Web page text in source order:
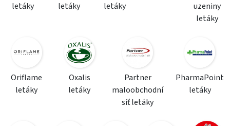
letáky
letáky
letáky
uzeniny
letáky
Oriflame
letáky
Oxalis
letáky
Partner
maloobchodní
síť letáky
PharmaPoint
letáky